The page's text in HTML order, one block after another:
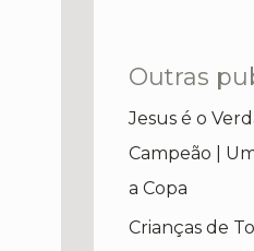
Outras
Jesus é o
Campeão |
a Copa
Crianças de